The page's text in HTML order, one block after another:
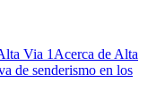
Via 1Acerca de Alta
de senderismo en los